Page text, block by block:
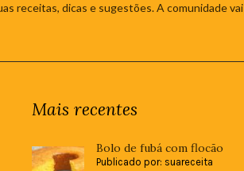
receitas, dicas e sugestões. A comunidade
Mais recentes
Bolo de fubá com flocão
Publicado por: suareceita